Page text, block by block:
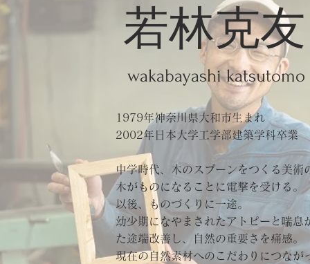
若林克友
wakabayashi katsutomo
1979年神奈川県大和市生まれ
​2002年日本大学工学部建築学科卒業
中学時代、木のスプーンをつくる美術
木がものになることに電撃を受ける。
以後、ものづくりに一途。
幼少期になやまされたアトピーと喘息
た途端改善し、自然の重要さを痛感。
現在の自然素材へのこだわりにつなが